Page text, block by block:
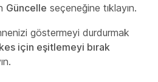
Güncelle seçeneğine tıklayın.
göstermeyi durdurmak
için eşitlemeyi bırak